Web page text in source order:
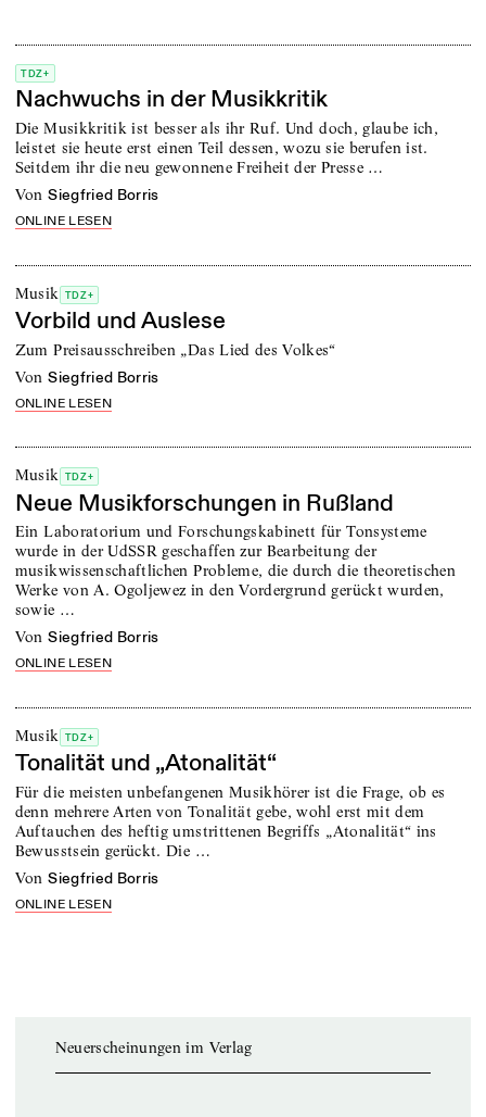
TDZ+
Nachwuchs in der Musikkritik
Die Musikkritik ist besser als ihr Ruf. Und doch, glaube ich,
leistet sie heute erst einen Teil dessen, wozu sie berufen ist.
Seitdem ihr die neu gewonnene Freiheit der Presse …
von Siegfried Borris
ONLINE LESEN
Musik TDZ+
Vorbild und Auslese
Zum Preisausschreiben „Das Lied des Volkes“
von Siegfried Borris
ONLINE LESEN
Musik TDZ+
Neue Musikforschungen in Rußland
Ein Laboratorium und Forschungskabinett für Tonsysteme
wurde in der UdSSR geschaffen zur Bearbeitung der
musikwissenschaftlichen Probleme, die durch die theoretischen
Werke von A. Ogoljewez in den Vordergrund gerückt wurden,
sowie …
von Siegfried Borris
ONLINE LESEN
Musik TDZ+
Tonalität und „Atonalität“
Für die meisten unbefangenen Musikhörer ist die Frage, ob es
denn mehrere Arten von Tonalität gebe, wohl erst mit dem
Auftauchen des heftig umstrittenen Begriffs „Atonalität“ ins
Bewusstsein gerückt. Die …
von Siegfried Borris
ONLINE LESEN
Neuerscheinungen im Verlag